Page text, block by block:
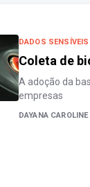
DADOS SENSÍVEIS
Coleta de
A adoção da
empresas
DAYANA